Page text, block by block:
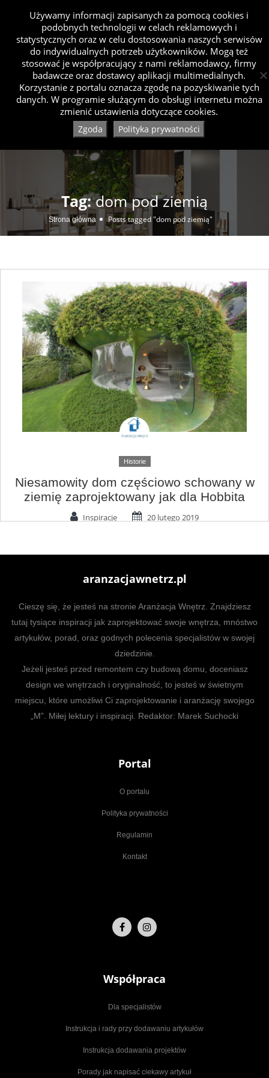
Tag:dom pod ziemią
Strona główna Posts tagged "dom pod ziemią"
Historie
Niesamowity dom częściowo schowany w
ziemię zaprojektowany jak dla Hobbita
Inspiracje 20 lutego 2019
aranzacjawnetrz.pl
Cieszę się, że jesteś na stronie Aranżacja Wnętrz. Znajdziesz
tutaj tysiące inspiracji jak zaprojektować swoje wnętrza, mnóstwo
artykułów, porad, oraz godnych polecenia specjalistów w swojej
dziedzinie.
Jeżeli jesteś przed remontem czy budową domu, doceniasz
design we wnętrzach i oryginalność, to jesteś w świetnym
miejscu, które umożliwi Ci zaprojektowanie i aranżację swojego
„M”. Miłej lektury i inspiracji. Redaktor: Marek Suchocki
Portal
O portalu
Polityka prywatności
Regulamin
Kontakt
Współpraca
Dla specjalistów
Instrukcja i rady przy dodawaniu artykułów
Instrukcja dodawania projektów
Porady jak napisać ciekawy artykuł
Używamy informacji zapisanych za pomocą cookies i
podobnych technologii w celach reklamowych i
statystycznych oraz w celu dostosowania naszych serwisów
do indywidualnych potrzeb użytkowników. Mogą też
stosować je współpracujący z nami reklamodawcy, firmy
badawcze oraz dostawcy aplikacji multimedialnych.
Korzystanie z portalu oznacza zgodę na pozyskiwanie tych
danych. W programie służącym do obsługi internetu można
zmienić ustawienia dotyczące cookies.
Zgoda Polityka prywatności